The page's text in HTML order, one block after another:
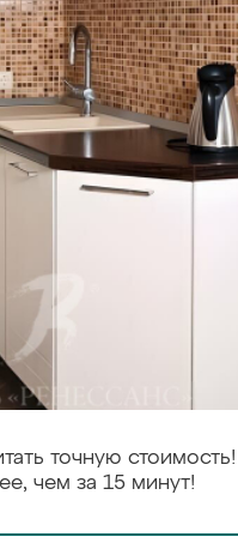
точную стоимость!
чем за 15 минут!